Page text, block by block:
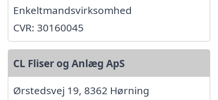
Enkeltmandsvirksomhed
CVR: 30160045
CL Fliser og Anlæg ApS
Ørstedsvej 19, 8362 Hørning